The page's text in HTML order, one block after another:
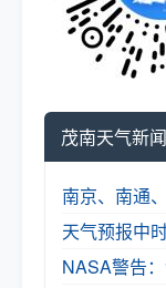
茂南天气新闻
南京、南通
天气预报中
NASA警告